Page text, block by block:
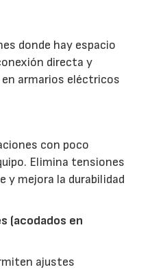
donde hay espacio
directa y
armarios eléctricos
con poco
Elimina tensiones
y mejora la durabilidad
(acodados en
ajustes